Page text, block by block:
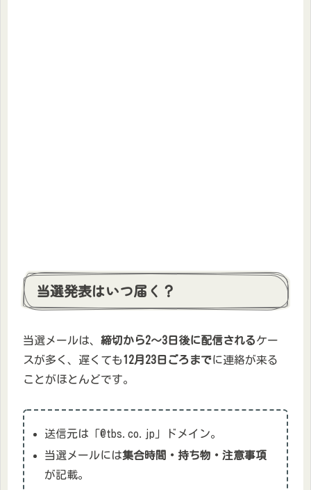
当選発表はいつ届く？
当選メールは、 締切から2〜3日後に配信されるケー
スが多く、遅くても12月23日ごろまでに連絡が来る
ことがほとんどです。
送信元は「@tbs.co.jp」ドメイン。
当選メールには集合時間・持ち物・注意事項
が記載。